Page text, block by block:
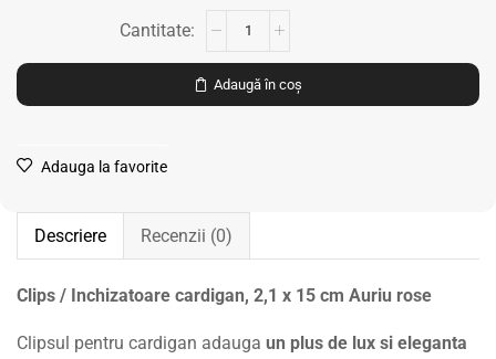
Adaugă în coș
Adauga la favorite
Descriere Recenzii (0)
Clips / Inchizatoare cardigan, 2,1 x 15 cm Auriu rose
Clipsul pentru cardigan adauga un plus de lux si eleganta